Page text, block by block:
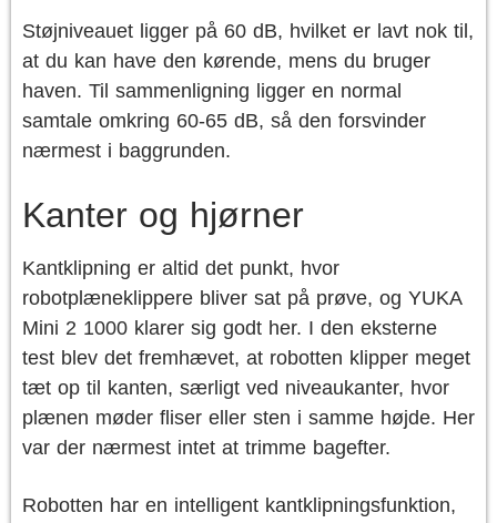
Støjniveauet ligger på 60 dB, hvilket er lavt nok til,
at du kan have den kørende, mens du bruger
haven. Til sammenligning ligger en normal
samtale omkring 60-65 dB, så den forsvinder
nærmest i baggrunden.
Kanter og hjørner
Kantklipning er altid det punkt, hvor
robotplæneklippere bliver sat på prøve, og YUKA
Mini 2 1000 klarer sig godt her. I den eksterne
test blev det fremhævet, at robotten klipper meget
tæt op til kanten, særligt ved niveaukanter, hvor
plænen møder fliser eller sten i samme højde. Her
var der nærmest intet at trimme bagefter.
Robotten har en intelligent kantklipningsfunktion,